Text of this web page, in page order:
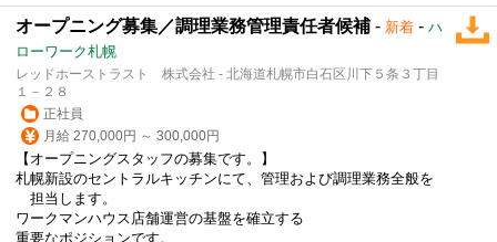
オープニング募集／調理業務管理責任者候補 - 新着 - ハ
ローワーク札幌
レッドホーストラスト 株式会社 - 北海道札幌市白石区川下５条３丁目
１－２８
正社員
月給 270,000円 ～ 300,000円
【オープニングスタッフの募集です。】
札幌新設のセントラルキッチンにて、管理および調理業務全般を
担当します。
ワークマンハウス店舗運営の基盤を確立する
重要なポジションです。